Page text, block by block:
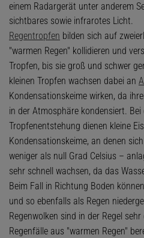
einem Radargerät unter anderem
sichtbares sowie infrarotes Licht.
Regentropfen bilden sich auf
"warmen Regen" kollidieren und
Tropfen, bis sie groß und schwer
kleinen Tropfen wachsen dabei an
Kondensationskeime wirken, da
in der Atmosphäre kondensiert.
Tropfenentstehung dienen kleine
Kondensationskeime, an denen
weniger als null Grad Celsius –
sehr schnell wachsen, da das
Beim Fall in Richtung Boden
und so ebenfalls als Regen
Regenwolken sind in der Regel
Regenfälle aus "warmen Regen"